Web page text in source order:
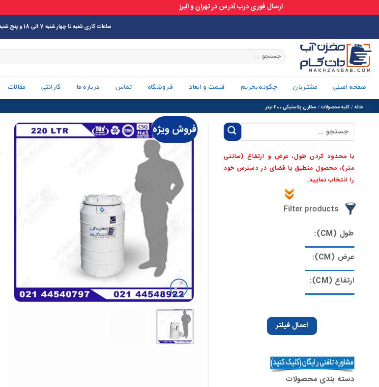
ارسال فوری درب آدرس در تهران و البرز
to
content
ساعات کاری شنبه تا چهار شنبه 7 الی 18 و پنج شنبه تا 13
جستجو
برای:
صفحه اصلی مشتریان چگونه بخریم قیمت و ابعاد فروشگاه تماس درباره ما گارانتی مقالات
خانه/کلیه محصولات/مخازن پلاستیکی 200 لیتر
جستجو
برای:
با محدود کردن طول، عرض و ارتفاع (سانتی
متر)، محصول منطبق با فضای در دسترس خود
را انتخاب نمایید.
Filter products
طول (CM):
عرض (CM):
ارتفاع (CM):
اعمال فیلتر
دسته بندی محصولات
فروش ویژه